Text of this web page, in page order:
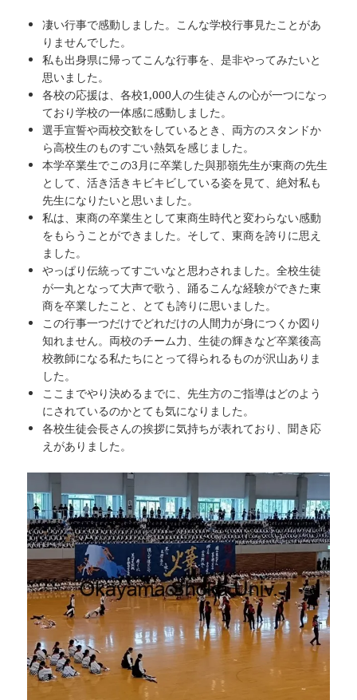
凄い行事で感動しました。こんな学校行事見たことがあ
りませんでした。
私も出身県に帰ってこんな行事を、是非やってみたいと
思いました。
各校の応援は、各校1,000人の生徒さんの心が一つになっ
ており学校の一体感に感動しました。
選手宣誓や両校交歓をしているとき、両方のスタンドか
ら高校生のものすごい熱気を感じました。
本学卒業生でこの3月に卒業した與那嶺先生が東商の先生
として、活き活きキビキビしている姿を見て、絶対私も
先生になりたいと思いました。
私は、東商の卒業生として東商生時代と変わらない感動
をもらうことができました。そして、東商を誇りに思え
ました。
やっぱり伝統ってすごいなと思わされました。全校生徒
が一丸となって大声で歌う、踊るこんな経験ができた東
商を卒業したこと、とても誇りに思いました。
この行事一つだけでどれだけの人間力が身につくか図り
知れません。両校のチーム力、生徒の輝きなど卒業後高
校教師になる私たちにとって得られるものが沢山ありま
した。
ここまでやり決めるまでに、先生方のご指導はどのよう
にされているのかとても気になりました。
各校生徒会長さんの挨拶に気持ちが表れており、聞き応
えがありました。